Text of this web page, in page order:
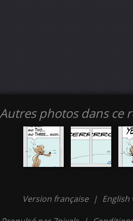
Autres photos dans ce
Version française | English